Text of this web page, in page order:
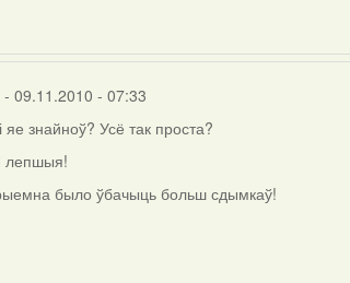
- 09.11.2010 - 07:33
яе знайноў? Усё так проста?
лепшыя!
было ўбачыць больш сдымкаў!